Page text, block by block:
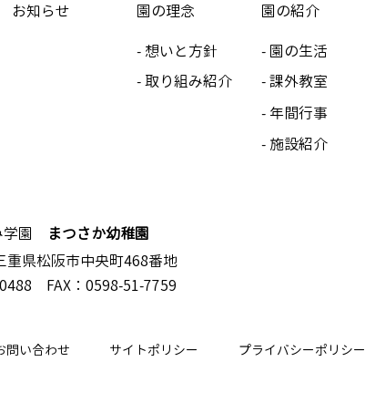
お知らせ
園の理念
- 想いと方針
- 取り組み紹介
園の紹介
- 園の生活
- 課外教室
- 年間行事
- 施設紹介
学園
まつさか幼稚園
県松阪市中央町468番地
FAX：0598-51-7759
問い合わせ サイトポリシー プライバシーポリシー